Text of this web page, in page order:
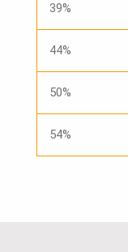
39%
44%
50%
54%